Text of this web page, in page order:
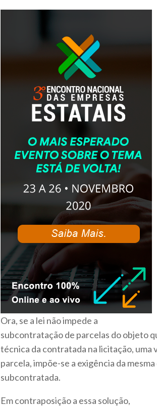
Ora, se a lei não impede a
subcontratação de parcelas do objeto
técnica da contratada na licitação, uma
parcela, impõe-se a exigência da
subcontratada.
Em contraposição a essa solução,